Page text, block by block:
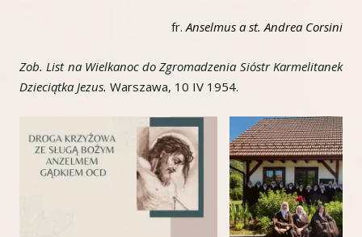
fr.Anselmus a st. Andrea Corsini
Zob. List na Wielkanoc do Zgromadzenia Sióstr Karmelitanek
Dzieciątka Jezus. Warszawa, 10 IV 1954.